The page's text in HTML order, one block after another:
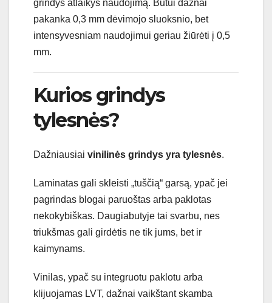
grindys atlaikys naudojimą. Butui dažnai
pakanka 0,3 mm dėvimojo sluoksnio, bet
intensyvesniam naudojimui geriau žiūrėti į 0,5
mm.
Kurios grindys
tylesnės?
Dažniausiai vinilinės grindys yra tylesnės.
Laminatas gali skleisti „tuščią“ garsą, ypač jei
pagrindas blogai paruoštas arba paklotas
nekokybiškas. Daugiabutyje tai svarbu, nes
triukšmas gali girdėtis ne tik jums, bet ir
kaimynams.
Vinilas, ypač su integruotu paklotu arba
klijuojamas LVT, dažnai vaikštant skamba